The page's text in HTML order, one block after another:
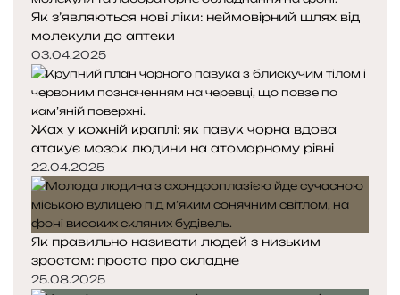
Як з’являються нові ліки: неймовірний шлях від
молекули до аптеки
03.04.2025
Жах у кожній краплі: як павук чорна вдова
атакує мозок людини на атомарному рівні
22.04.2025
Як правильно називати людей з низьким
зростом: просто про складне
25.08.2025